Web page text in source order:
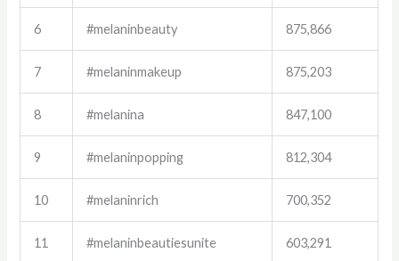
6 #melaninbeauty 875,866
7 #melaninmakeup 875,203
8 #melanina 847,100
9 #melaninpopping 812,304
10 #melaninrich 700,352
11 #melaninbeautiesunite 603,291